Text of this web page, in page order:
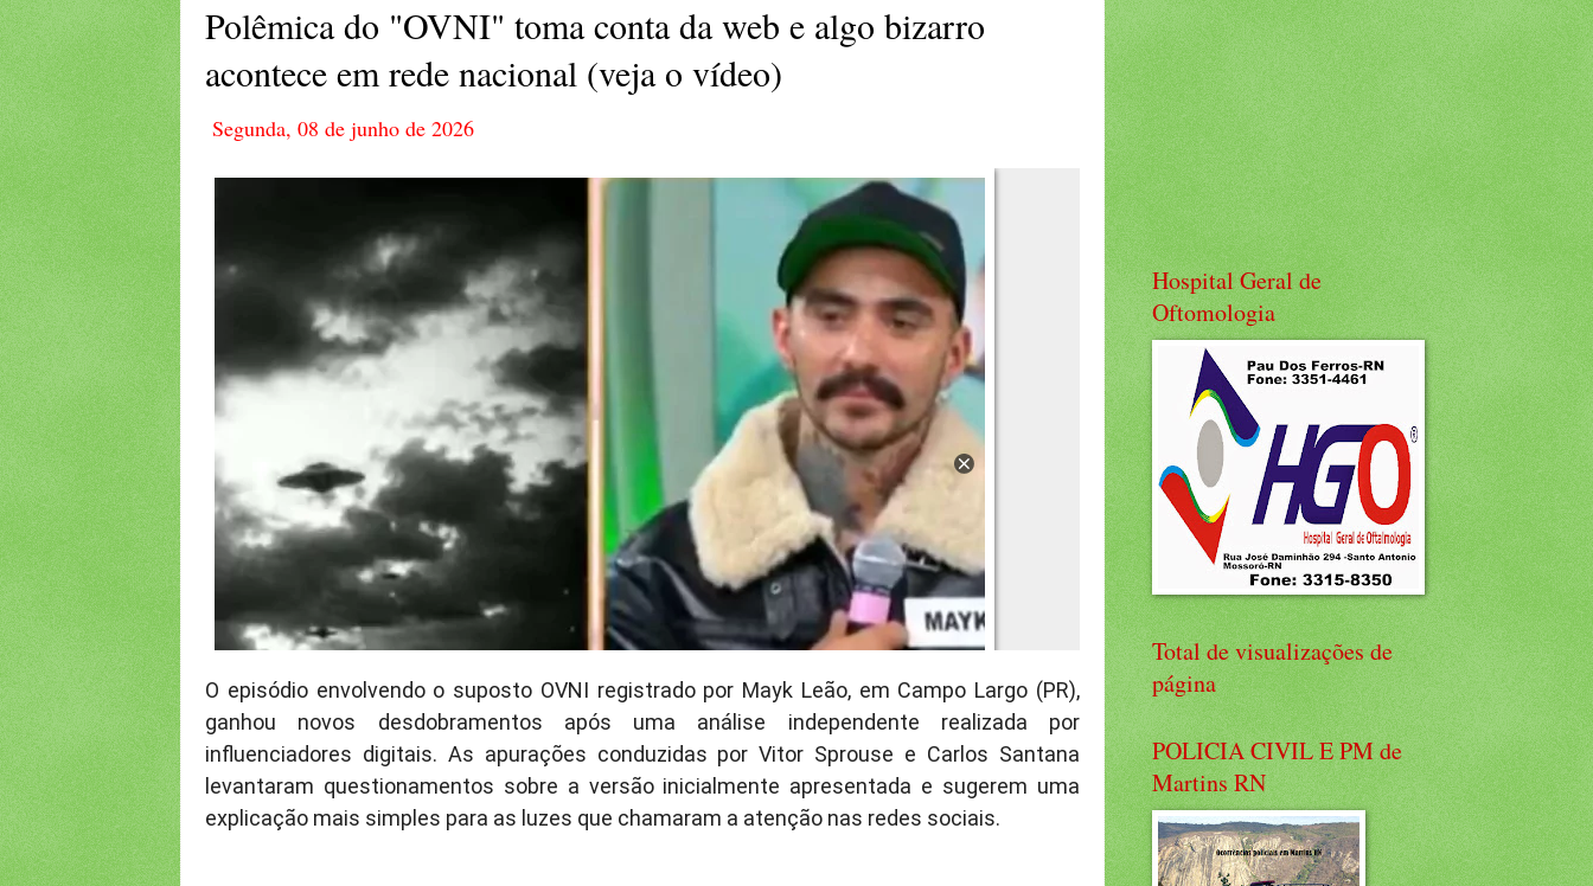
Polêmica do "OVNI" toma conta da web e algo bizarro
acontece em rede nacional (veja o vídeo)
Segunda, 08 de junho de 2026
O episódio envolvendo o suposto OVNI registrado por Mayk Leão, em Campo Largo (PR),
ganhou novos desdobramentos após uma análise independente realizada por
influenciadores digitais. As apurações conduzidas por Vitor Sprouse e Carlos Santana
levantaram questionamentos sobre a versão inicialmente apresentada e sugerem uma
explicação mais simples para as luzes que chamaram a atenção nas redes sociais.
Hospital Geral de
Oftomologia
Total de visualizações de
página
POLICIA CIVIL E PM de
Martins RN